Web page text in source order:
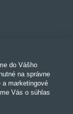
do Vášho
na správne
a marketingové
Vás o súhlas